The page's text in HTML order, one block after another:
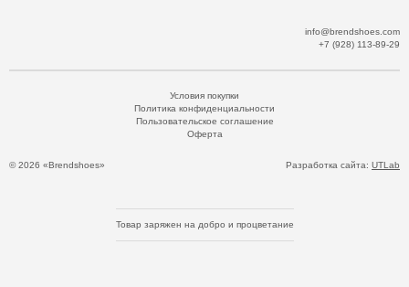
info@brendshoes.com
+7 (928) 113-89-29
© 2026 «Brendshoes»
Условия покупки
Политика конфиденциальности
Пользовательское соглашение
Оферта
Разработка сайта: UTLab
Товар заряжен на добро и процветание